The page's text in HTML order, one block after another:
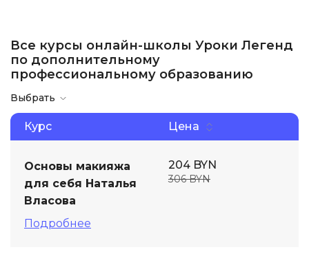
Все курсы онлайн-школы Уроки Легенд
по дополнительному
профессиональному образованию
Выбрать
Курс Цена
Основы макияжа
для себя Наталья
Власова
Подробнее
204 BYN
306 BYN